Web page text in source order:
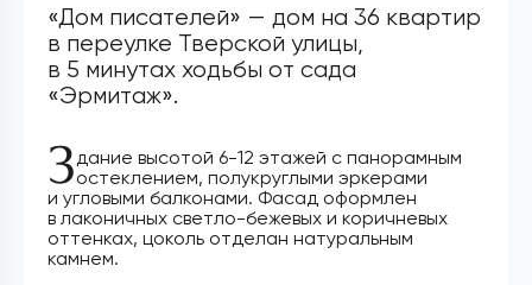
«Дом писателей» — дом на 36 квартир
в переулке Тверской улицы,
в 5 минутах ходьбы от сада
«Эрмитаж».
Здание высотой 6-12 этажей с панорамным
остеклением, полукруглыми эркерами
и угловыми балконами. Фасад оформлен
в лаконичных светло-бежевых и коричневых
оттенках, цоколь отделан натуральным
камнем.